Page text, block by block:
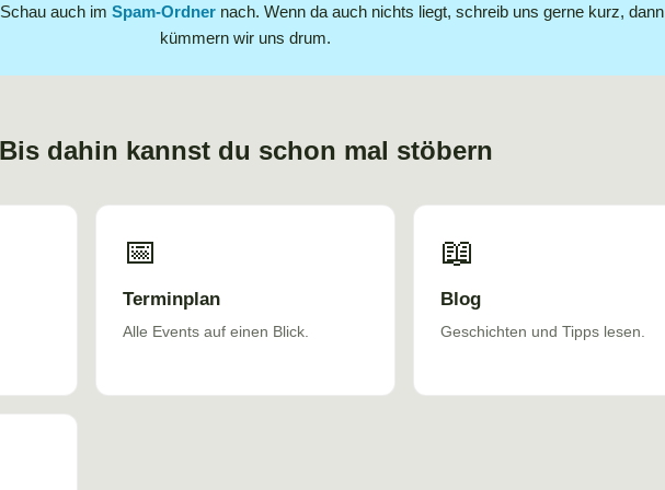
auch im Spam-Ordner nach. Wenn da auch nichts liegt, schreib uns gerne kurz, dann
kümmern wir uns drum.
dahin kannst du schon mal stöbern
📅
Terminplan
Alle Events auf einen Blick.
📖
Blog
Geschichten und Tipps lesen.